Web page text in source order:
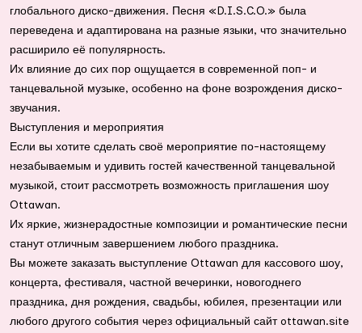
глобального диско-движения. Песня «D.I.S.C.O.» была
переведена и адаптирована на разные языки, что значительно
расширило её популярность.
Их влияние до сих пор ощущается в современной поп- и
танцевальной музыке, особенно на фоне возрождения диско-
звучания.
Выступления и мероприятия
Если вы хотите сделать своё мероприятие по-настоящему
незабываемым и удивить гостей качественной танцевальной
музыкой, стоит рассмотреть возможность приглашения шоу
Ottawan.
Их яркие, жизнерадостные композиции и романтические песни
станут отличным завершением любого праздника.
Вы можете заказать выступление Ottawan для кассового шоу,
концерта, фестиваля, частной вечеринки, новогоднего
праздника, дня рождения, свадьбы, юбилея, презентации или
любого другого события через официальный сайт ottawan.site